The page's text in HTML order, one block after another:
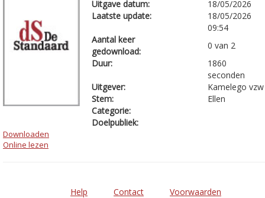
Uitgave datum:
18/05/2026
Laatste update:
18/05/2026
09:54
Aantal keer
gedownload:
0 van 2
Duur:
1860
seconden
Uitgever:
Kamelego vzw
Stem:
Ellen
Categorie:
Doelpubliek:
Downloaden
Online lezen
Help Contact
Voorwaarden